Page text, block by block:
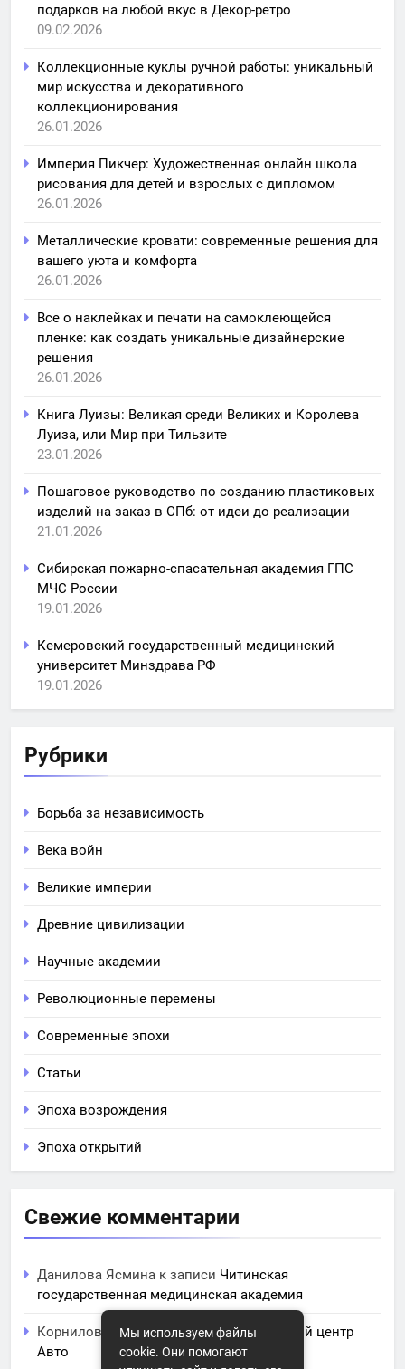
подарков на любой вкус в Декор-ретро
09.02.2026
Коллекционные куклы ручной работы: уникальный
мир искусства и декоративного
коллекционирования
26.01.2026
Империя Пикчер: Художественная онлайн школа
рисования для детей и взрослых с дипломом
26.01.2026
Металлические кровати: современные решения для
вашего уюта и комфорта
26.01.2026
Все о наклейках и печати на самоклеющейся
пленке: как создать уникальные дизайнерские
решения
26.01.2026
Книга Луизы: Великая среди Великих и Королева
Луиза, или Мир при Тильзите
23.01.2026
Пошаговое руководство по созданию пластиковых
изделий на заказ в СПб: от идеи до реализации
21.01.2026
Сибирская пожарно-спасательная академия ГПС
МЧС России
19.01.2026
Кемеровский государственный медицинский
университет Минздрава РФ
19.01.2026
Рубрики
Борьба за независимость
Века войн
Великие империи
Древние цивилизации
Научные академии
Революционные перемены
Современные эпохи
Статьи
Эпоха возрождения
Эпоха открытий
Свежие комментарии
Данилова Ясмина к записи Читинская
государственная медицинская академия
Корнилова Анитак записиЧПОУ Учебный центр
Авто
Мы используем файлы
cookie. Они помогают